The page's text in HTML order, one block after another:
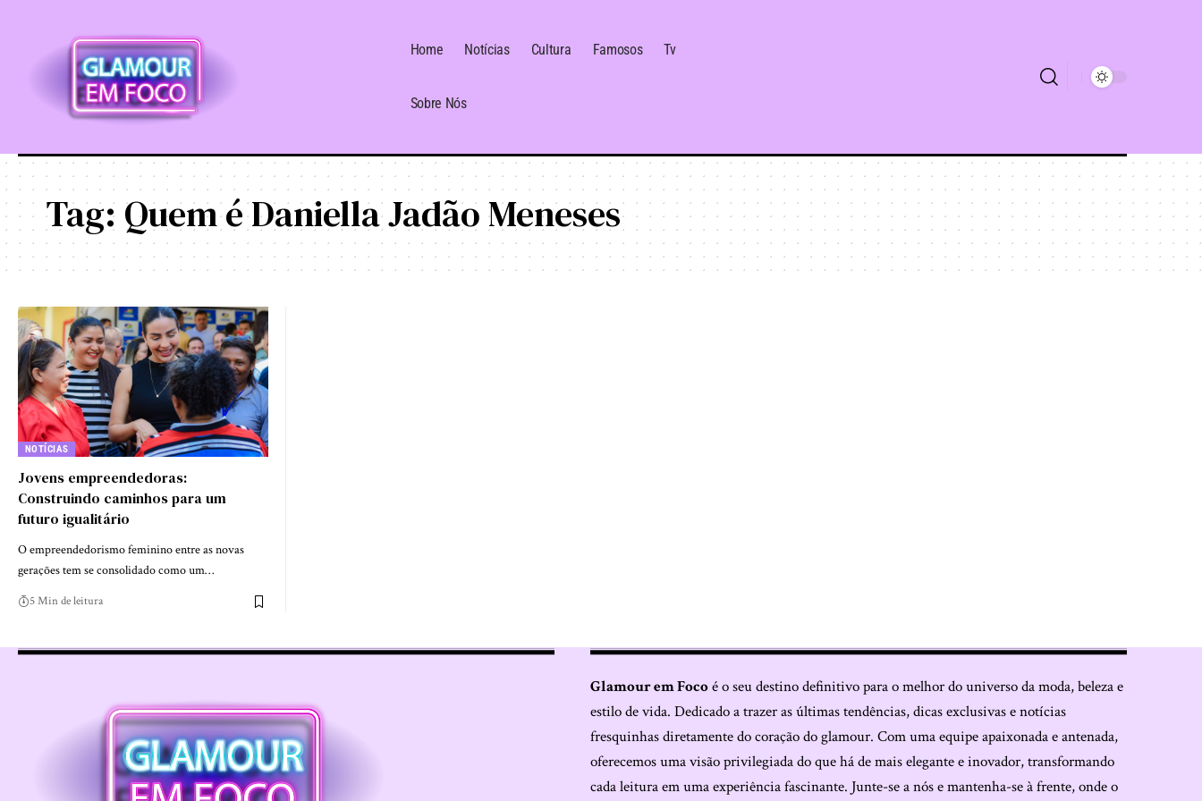
Home Notícias Cultura Famosos Tv
Sobre Nós
Tag: Quem é Daniella Jadão Meneses
NOTÍCIAS
Jovens empreendedoras:
Construindo caminhos para um
futuro igualitário
O empreendedorismo feminino entre as novas
gerações tem se consolidado como um…
5 Min de leitura
Glamour em Focoé o seu destino definitivo para o melhor do universo da moda, beleza e
estilo de vida. Dedicado a trazer as últimas tendências, dicas exclusivas e notícias
fresquinhas diretamente do coração do glamour. Com uma equipe apaixonada e antenada,
oferecemos uma visão privilegiada do que há de mais elegante e inovador, transformando
cada leitura em uma experiência fascinante. Junte-se a nós e mantenha-se à frente, onde o